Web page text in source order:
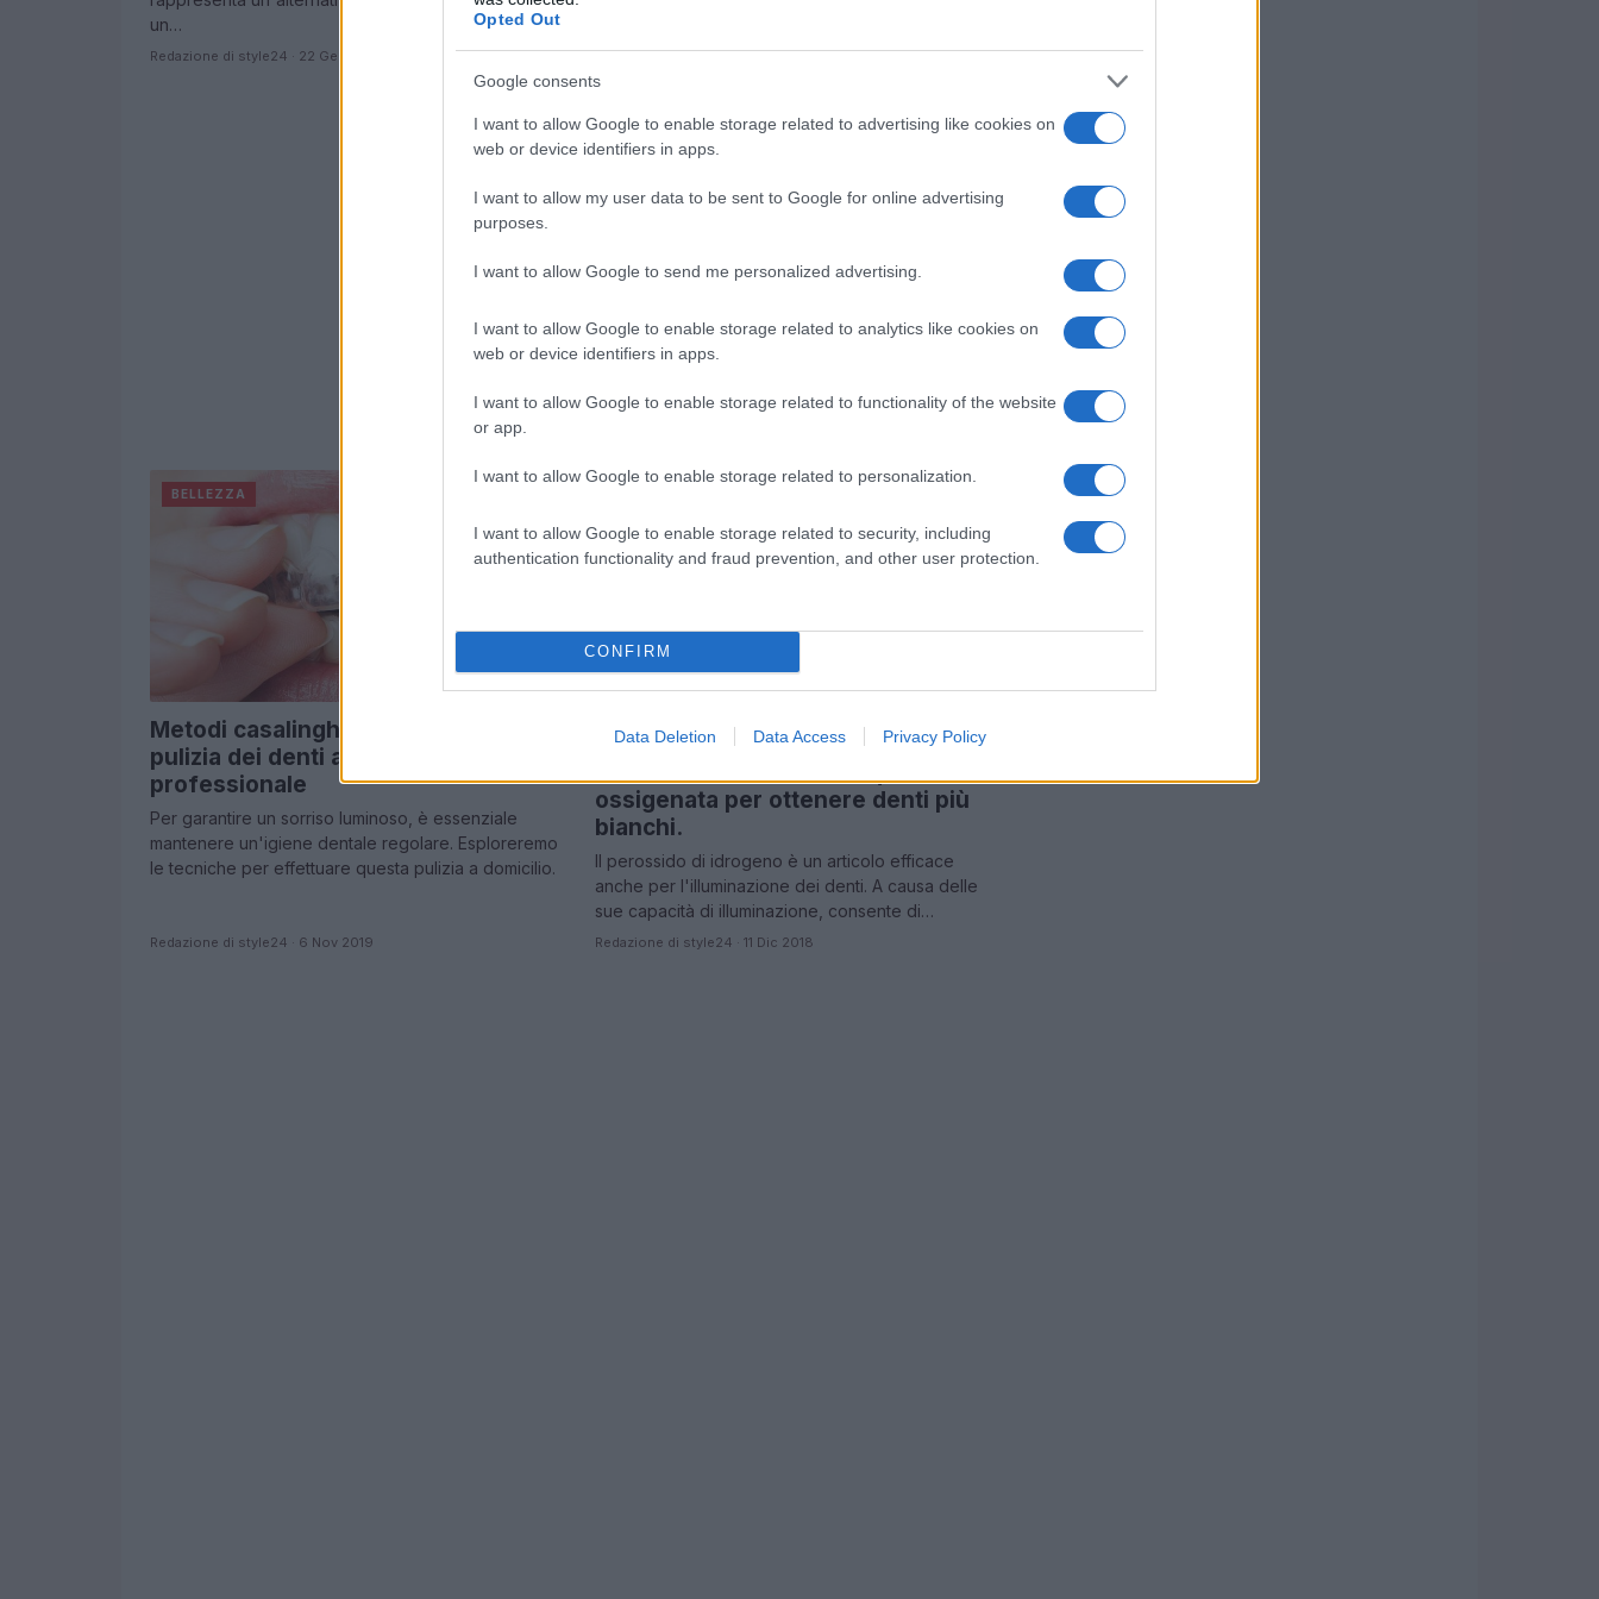
Opted Out
Google consents
I want to allow Google to enable storage related to advertising like cookies on
web or device identifiers in apps.
I want to allow my user data to be sent to Google for online advertising
purposes.
I want to allow Google to send me personalized advertising.
I want to allow Google to enable storage related to analytics like cookies on
web or device identifiers in apps.
I want to allow Google to enable storage related to functionality of the website
or app.
I want to allow Google to enable storage related to personalization.
I want to allow Google to enable storage related to security, including
authentication functionality and fraud prevention, and other user protection.
CONFIRM
Data Deletion Data Access Privacy Policy
un…
Redazione di style24 · 22 Gen 2020 Redazione di style24 · 19 Nov 2019
BELLEZZA
Metodi casalinghi per eseguire una
pulizia dei denti a livello
professionale
Per garantire un sorriso luminoso, è essenziale
mantenere un'igiene dentale regolare. Esploreremo
le tecniche per effettuare questa pulizia a domicilio.
Redazione di style24 · 6 Nov 2019
ossigenata per ottenere denti più
bianchi.
Il perossido di idrogeno è un articolo efficace
anche per l'illuminazione dei denti. A causa delle
sue capacità di illuminazione, consente di…
Redazione di style24 · 11 Dic 2018